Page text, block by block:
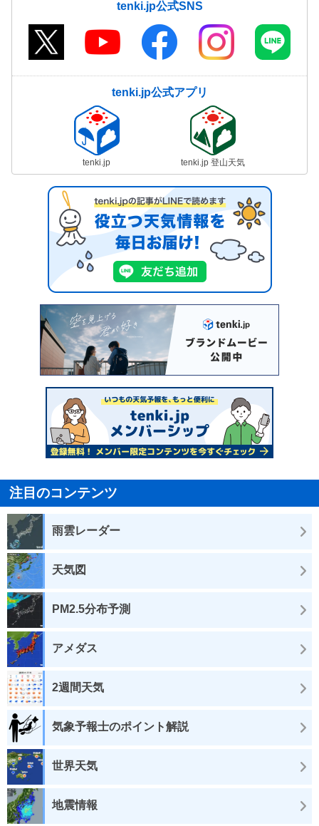
tenki.jp公式SNS
tenki.jp公式アプリ
tenki.jp tenki.jp 登山天気
注目のコンテンツ
雨雲レーダー
天気図
PM2.5分布予測
アメダス
2週間天気
気象予報士のポイント解説
世界天気
地震情報